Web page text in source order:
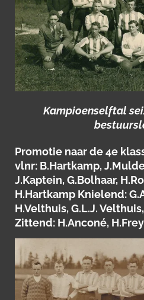
Kampioenselftal
Promotie naar de 4e
vlnr: B.Hartkamp,
J.Kaptein, G.Bolhaar,
H.Hartkamp Knielend:
H.Velthuis, G.L.J.
Zittend: H.Anconé,